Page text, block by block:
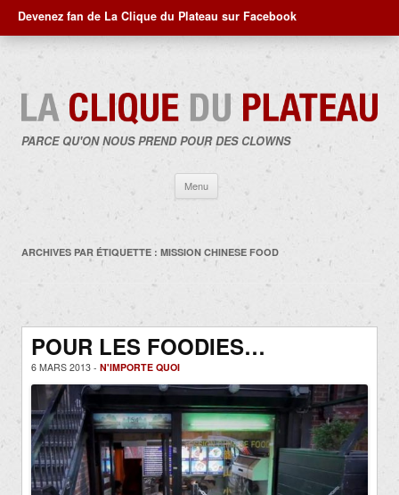
Devenez fan de La Clique du Plateau sur Facebook
PARCE QU'ON NOUS PREND POUR DES CLOWNS
Menu
contenu
ARCHIVES PAR ÉTIQUETTE : MISSION CHINESE FOOD
POUR LES FOODIES…
6 MARS 2013 - N'IMPORTE QUOI